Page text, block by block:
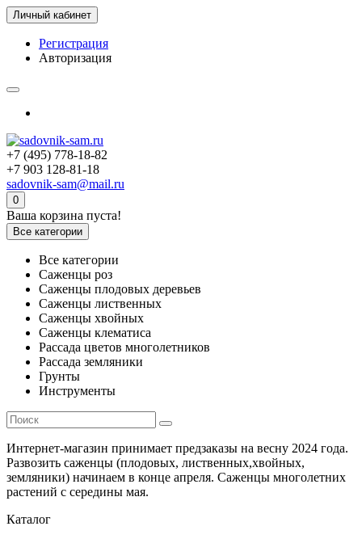
Личный кабинет
Регистрация
Авторизация
+7 (495) 778-18-82
+7 903 128-81-18
sadovnik-sam@mail.ru
0
Ваша корзина пуста!
Все категории
Все категории
Саженцы роз
Саженцы плодовых деревьев
Саженцы лиственных
Саженцы хвойных
Саженцы клематиса
Рассада цветов многолетников
Рассада земляники
Грунты
Инструменты
Интернет-магазин принимает предзаказы на весну 2024 года.
Развозить саженцы (плодовых, лиственных,хвойных,
земляники) начинаем в конце апреля. Саженцы многолетних
растений с середины мая.
Каталог